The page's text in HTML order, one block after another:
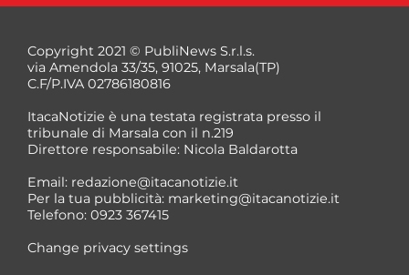
*
Copyright 2021 © PubliNews S.r.l.s.
via Amendola 33/35, 91025, Marsala(TP)
C.F/P.IVA 02786180816
ItacaNotizie è una testata registrata presso il
tribunale di Marsala con il n.219
Direttore responsabile: Nicola Baldarotta
Email: redazione@itacanotizie.it
Per la tua pubblicità: marketing@itacanotizie.it
Telefono: 0923 367415
Change privacy settings